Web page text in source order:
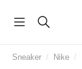
Sneaker / Nike /